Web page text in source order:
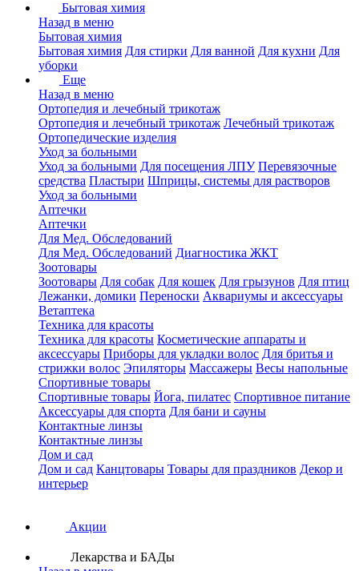
Бытовая химия
Назад в меню
Бытовая химия
Бытовая химия Для стирки Для ванной Для кухни Для
уборки
Еще
Назад в меню
Ортопедия и лечебный трикотаж
Ортопедия и лечебный трикотаж Лечебный трикотаж
Ортопедические изделия
Уход за больными
Уход за больными Для посещения ЛПУ Перевязочные
средства Пластыри Шприцы, системы для растворов
Уход за больными
Аптечки
Аптечки
Для Мед. Обследований
Для Мед. Обследований Диагностика ЖКТ
Зоотовары
Зоотовары Для собак Для кошек Для грызунов Для птиц
Лежанки, домики Переноски Аквариумы и аксессуары
Ветаптека
Техника для красоты
Техника для красоты Косметические аппараты и
аксессуары Приборы для укладки волос Для бритья и
стрижки волос Эпиляторы Массажеры Весы напольные
Спортивные товары
Спортивные товары Йога, пилатес Спортивное питание
Аксессуары для спорта Для бани и сауны
Контактные линзы
Контактные линзы
Дом и сад
Дом и сад Канцтовары Товары для праздников Декор и
интерьер
Акции
Лекарства и БАДы